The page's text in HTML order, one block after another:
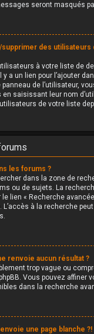
seront masqués
des utilisateurs
à votre liste de
a un lien pour l’ajouter
panneau de l’utilisateur,
saisissant leur nom
de votre liste
les forums ?
dans la zone de
ou de sujets. La
lien « Recherche
à la recherche
renvoie aucun résultat ?
trop vague ou
Vous pouvez affiner
dans la recherche
une page blanche ?!